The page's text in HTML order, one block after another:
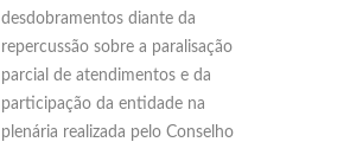
desdobramentos diante da
repercussão sobre a paralisação
parcial de atendimentos e da
participação da entidade na
plenária realizada pelo Conselho